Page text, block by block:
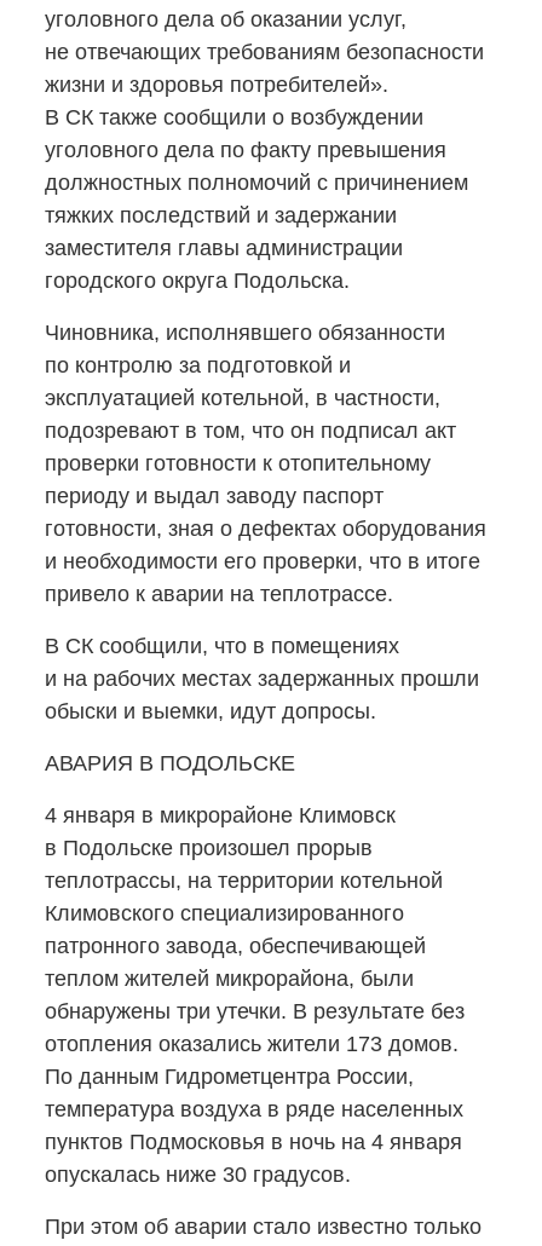
уголовного дела об оказании услуг,
не отвечающих требованиям безопасности
жизни и здоровья потребителей».
В СК также сообщили о возбуждении
уголовного дела по факту превышения
должностных полномочий с причинением
тяжких последствий и задержании
заместителя главы администрации
городского округа Подольска.
Чиновника, исполнявшего обязанности
по контролю за подготовкой и
эксплуатацией котельной, в частности,
подозревают в том, что он подписал акт
проверки готовности к отопительному
периоду и выдал заводу паспорт
готовности, зная о дефектах оборудования
и необходимости его проверки, что в итоге
привело к аварии на теплотрассе.
В СК сообщили, что в помещениях
и на рабочих местах задержанных прошли
обыски и выемки, идут допросы.
АВАРИЯ В ПОДОЛЬСКЕ
4 января в микрорайоне Климовск
в Подольске произошел прорыв
теплотрассы, на территории котельной
Климовского специализированного
патронного завода, обеспечивающей
теплом жителей микрорайона, были
обнаружены три утечки. В результате без
отопления оказались жители 173 домов.
По данным Гидрометцентра России,
температура воздуха в ряде населенных
пунктов Подмосковья в ночь на 4 января
опускалась ниже 30 градусов.
При этом об аварии стало известно только